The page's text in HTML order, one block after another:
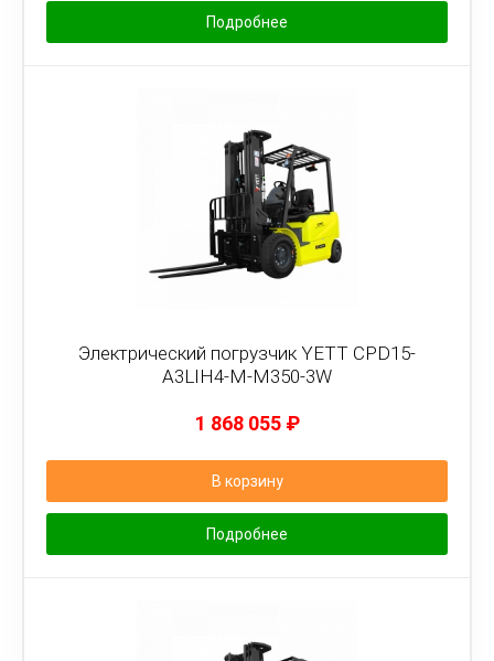
Подробнее
Электрический погрузчик YETT CPD15-
A3LIH4-M-M350-3W
1 868 055 ₽
В корзину
Подробнее